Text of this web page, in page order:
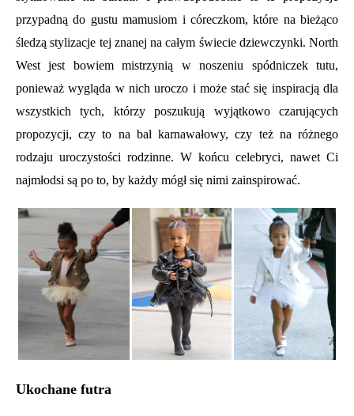
przypadną do gustu mamusiom i córeczkom, które na bieżąco
śledzą stylizacje tej znanej na całym świecie dziewczynki. North
West jest bowiem mistrzynią w noszeniu spódniczek tutu,
ponieważ wygląda w nich uroczo i może stać się inspiracją dla
wszystkich tych, którzy poszukują wyjątkowo czarujących
propozycji, czy to na bal karnawałowy, czy też na różnego
rodzaju uroczystości rodzinne. W końcu celebryci, nawet Ci
najmłodsi są po to, by każdy mógł się nimi zainspirować.
Ukochane futra